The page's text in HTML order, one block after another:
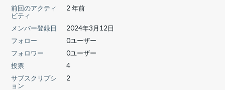
前回のアクティ
ビティ
2 年前
メンバー登録日
2024年3月12日
フォロー
0ユーザー
フォロワー
0ユーザー
投票
4
サブスクリプシ
ョン
2